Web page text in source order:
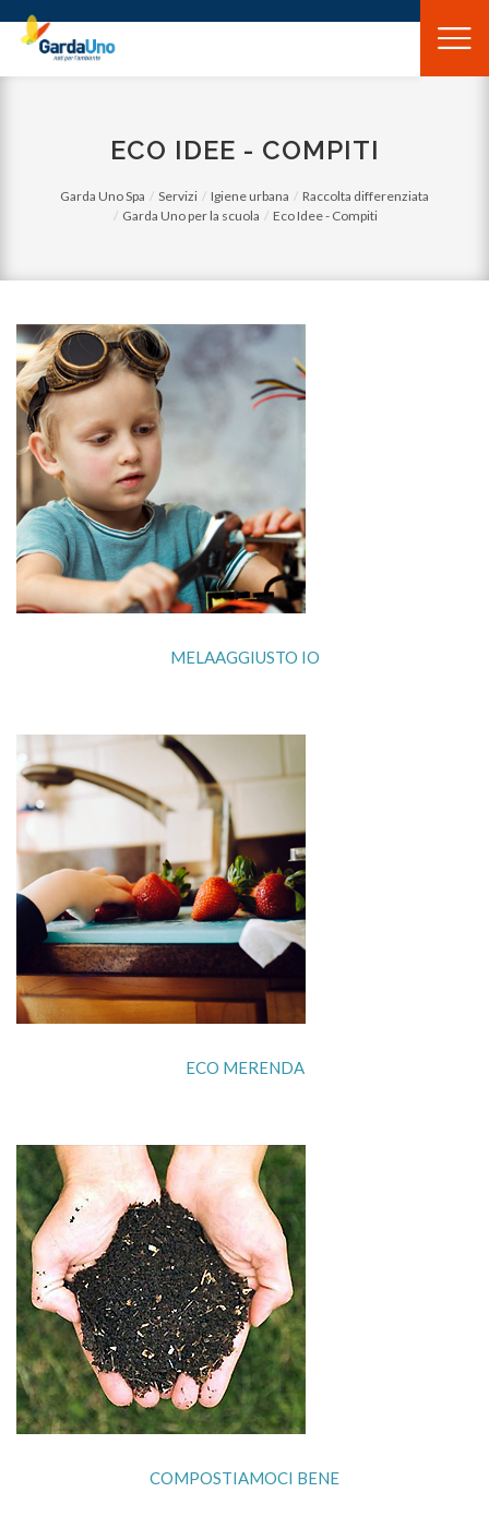
Gardauno
Spa
ECO IDEE - COMPITI
Garda Uno Spa Servizi Igiene urbana
Raccolta differenziata
Garda Uno per la scuola
Eco Idee - Compiti
MELAAGGIUSTO IO
ECO MERENDA
COMPOSTIAMOCI BENE